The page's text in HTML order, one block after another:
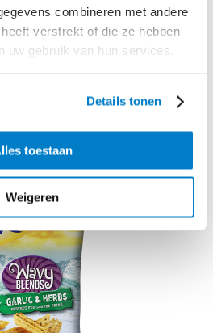
combineren met andere
verstrekt of die ze hebben
uw gebruik van hun services.
Details tonen
toestaan
Weigeren
fries met 150 gram grof verkruimelde